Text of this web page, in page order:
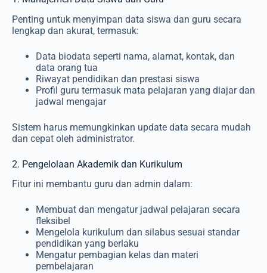
Penting untuk menyimpan data siswa dan guru secara
lengkap dan akurat, termasuk:
Data biodata seperti nama, alamat, kontak, dan
data orang tua
Riwayat pendidikan dan prestasi siswa
Profil guru termasuk mata pelajaran yang diajar dan
jadwal mengajar
Sistem harus memungkinkan update data secara mudah
dan cepat oleh administrator.
2. Pengelolaan Akademik dan Kurikulum
Fitur ini membantu guru dan admin dalam:
Membuat dan mengatur jadwal pelajaran secara
fleksibel
Mengelola kurikulum dan silabus sesuai standar
pendidikan yang berlaku
Mengatur pembagian kelas dan materi
pembelajaran